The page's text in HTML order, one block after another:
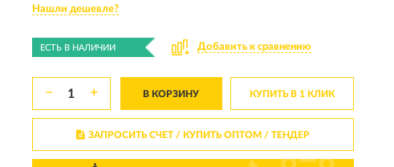
Нашли дешевле?
ЕСТЬ В НАЛИЧИИ Добавить к сравнению
− + В КОРЗИНУ КУПИТЬ В 1 КЛИК
ЗАПРОСИТЬ СЧЕТ / КУПИТЬ ОПТОМ/ ТЕНДЕР